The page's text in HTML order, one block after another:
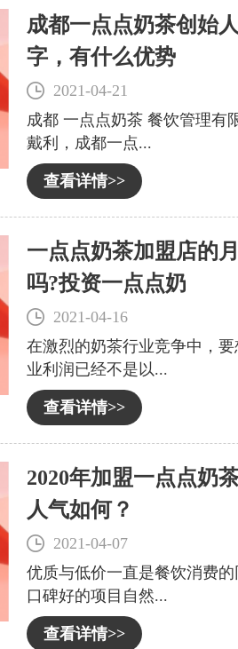
成都一点点奶茶创始
字，有什么优势
2021-04-21
成都 一点点奶茶 餐饮管理有
戴利，成都一点...
查看详情>>
一点点奶茶加盟店的
吗?投资一点点奶
2021-04-16
在激烈的奶茶行业竞争中，
业利润已经不是以...
查看详情>>
2020年加盟一点点奶
人气如何？
2021-04-07
优质与低价一直是餐饮消费
口碑好的项目自然...
查看详情>>